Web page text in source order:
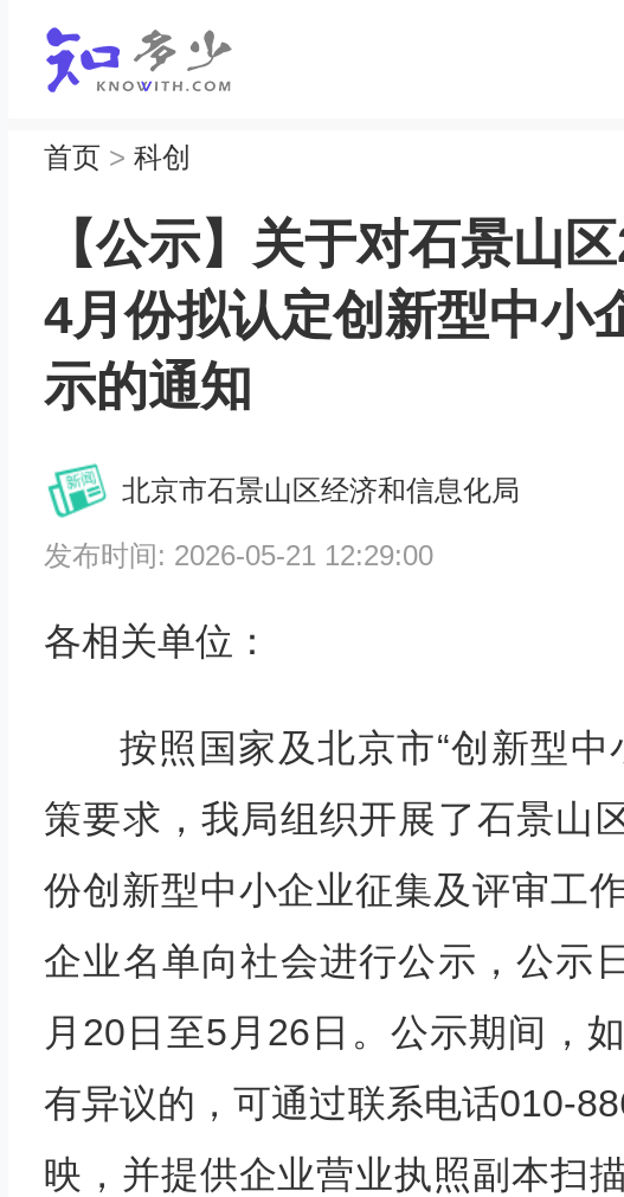
首页 > 科创
【公示】关于对石景山
4月份拟认定创新型中小
示的通知
北京市石景山区经济和信息化局
发布时间: 2026-05-21 12:29:00
各相关单位：
按照国家及北京市“创新型中
策要求，我局组织开展了石景山
份创新型中小企业征集及评审工
企业名单向社会进行公示，公示
月20日至5月26日。公示期间，
有异议的，可通过联系电话010-
映，并提供企业营业执照副本扫